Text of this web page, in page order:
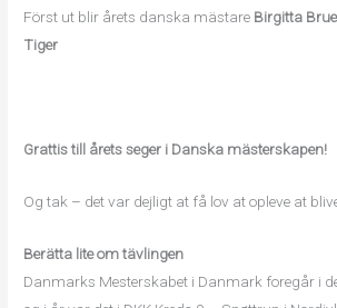
Först ut blir årets danska mästare Birgitta
Tiger
Grattis till årets seger i Danska mästerskapen!
Og tak – det var dejligt at få lov at opleve at
Berätta lite om tävlingen
Danmarks Mesterskabet i Danmark foregår i